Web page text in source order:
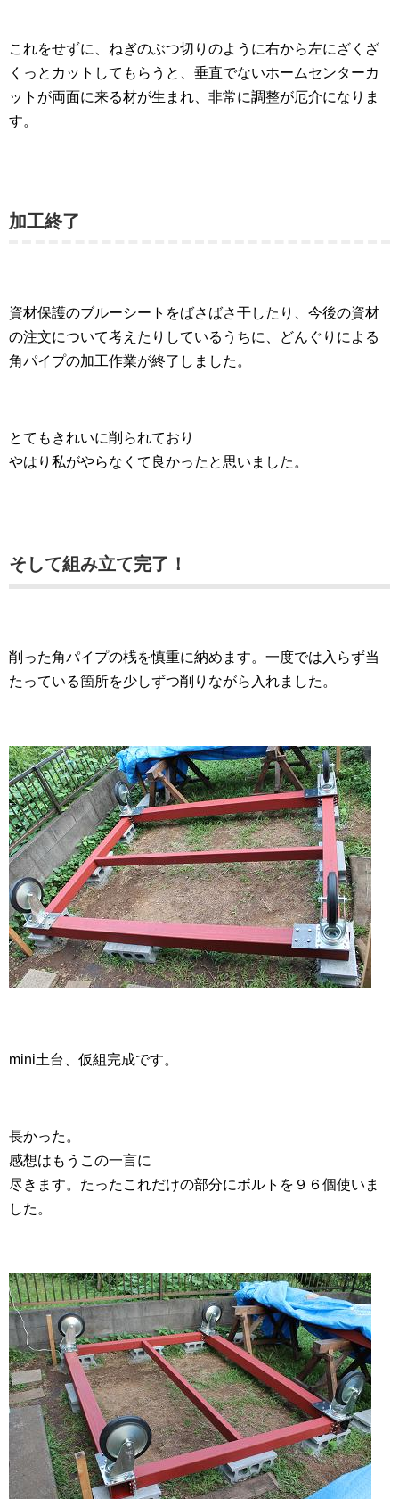
これをせずに、ねぎのぶつ切りのように右から左にざくざ
くっとカットしてもらうと、垂直でないホームセンターカ
ットが両面に来る材が生まれ、非常に調整が厄介になりま
す。
加工終了
資材保護のブルーシートをばさばさ干したり、今後の資材
の注文について考えたりしているうちに、どんぐりによる
角パイプの加工作業が終了しました。
とてもきれいに削られており
やはり私がやらなくて良かったと思いました。
そして組み立て完了！
削った角パイプの桟を慎重に納めます。一度では入らず当
たっている箇所を少しずつ削りながら入れました。
mini土台、仮組完成です。
長かった。
感想はもうこの一言に
尽きます。たったこれだけの部分にボルトを９６個使いま
した。